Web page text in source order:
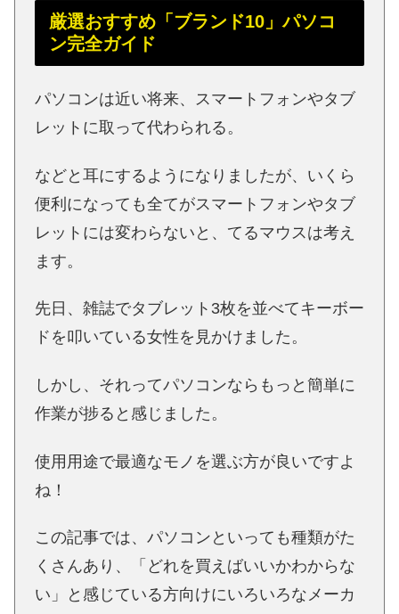
厳選おすすめ「ブランド10」パソコ
ン完全ガイド
パソコンは近い将来、スマートフォンやタブ
レットに取って代わられる。
などと耳にするようになりましたが、いくら
便利になっても全てがスマートフォンやタブ
レットには変わらないと、てるマウスは考え
ます。
先日、雑誌でタブレット3枚を並べてキーボー
ドを叩いている女性を見かけました。
しかし、それってパソコンならもっと簡単に
作業が捗ると感じました。
使用用途で最適なモノを選ぶ方が良いですよ
ね！
この記事では、パソコンといっても種類がた
くさんあり、「どれを買えばいいかわからな
い」と感じている方向けにいろいろなメーカ